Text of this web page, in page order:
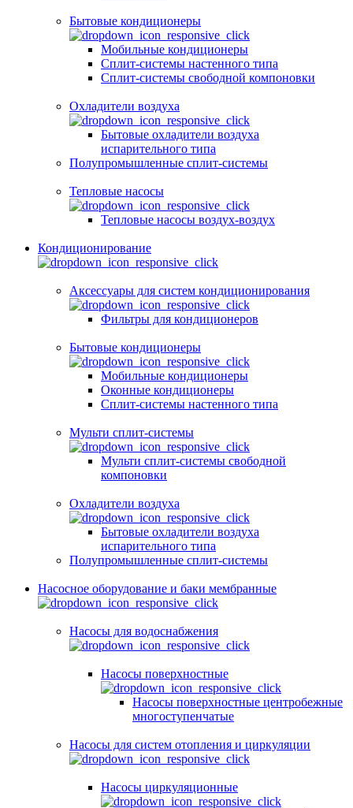
Бытовые кондиционеры
Мобильные кондиционеры
Сплит-системы настенного типа
Сплит-системы свободной компоновки
Охладители воздуха
Бытовые охладители воздуха
испарительного типа
Полупромышленные сплит-системы
Тепловые насосы
Тепловые насосы воздух-воздух
Кондиционирование
Аксессуары для систем кондиционирования
Фильтры для кондиционеров
Бытовые кондиционеры
Мобильные кондиционеры
Оконные кондиционеры
Сплит-системы настенного типа
Мульти сплит-системы
Мульти сплит-системы свободной
компоновки
Охладители воздуха
Бытовые охладители воздуха
испарительного типа
Полупромышленные сплит-системы
Насосное оборудование и баки мембранные
Насосы для водоснабжения
Насосы поверхностные
Насосы поверхностные центробежные
многоступенчатые
Насосы для систем отопления и циркуляции
Насосы циркуляционные